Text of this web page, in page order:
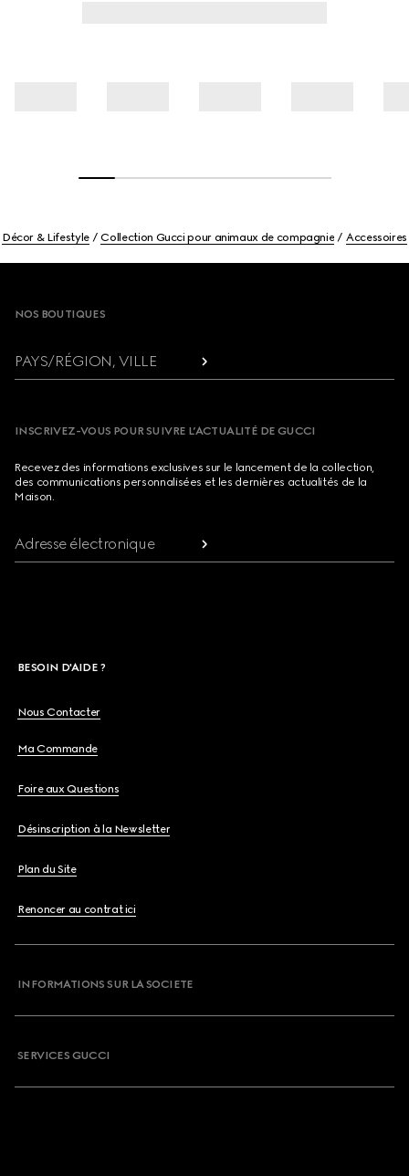
Décor & Lifestyle Collection Gucci pour animaux de compagnie Accessoires
NOS BOUTIQUES
PAYS/RÉGION, VILLE
INSCRIVEZ-VOUS POUR SUIVRE L’ACTUALITÉ DE GUCCI
Recevez des informations exclusives sur le lancement de la collection,
des communications personnalisées et les dernières actualités de la
Maison.
Adresse électronique
BESOIN D'AIDE ?
Nous Contacter
Ma Commande
Foire aux Questions
Désinscription à la Newsletter
Plan du Site
Renoncer au contrat ici
INFORMATIONS SUR LA SOCIETE
SERVICES GUCCI